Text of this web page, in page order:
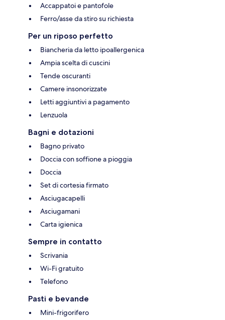
Accappatoi e pantofole
Ferro/asse da stiro su richiesta
Per un riposo perfetto
Biancheria da letto ipoallergenica
Ampia scelta di cuscini
Tende oscuranti
Camere insonorizzate
Letti aggiuntivi a pagamento
Lenzuola
Bagni e dotazioni
Bagno privato
Doccia con soffione a pioggia
Doccia
Set di cortesia firmato
Asciugacapelli
Asciugamani
Carta igienica
Sempre in contatto
Scrivania
Wi-Fi gratuito
Telefono
Pasti e bevande
Mini-frigorifero